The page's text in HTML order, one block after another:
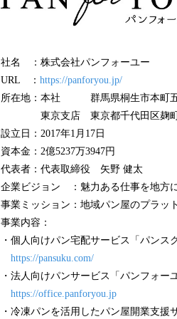
社名 ：株式会社パンフォーユー
URL ： https://panforyou.jp/
所在地：本社 群馬県桐生市本町五
東京支店 東京都千代田区麹町5-
設立日：2017年1月17日
資本金：2億5237万3947円
代表者：代表取締役 矢野 健太
企業ビジョン ：魅力ある仕事を地方
事業ミッション：地域パン屋のプラッ
事業内容：
・個人向けパン宅配サービス「パンス
https://pansuku.com/
・法人向けパンサービス「パンフォー
https://office.panforyou.jp
・冷凍パンを活用したパン屋開業支